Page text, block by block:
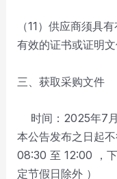
（11）供应商须具
有效的证书或证明
三、获取采购文件
时间：2025年7
本公告发布之日起
08:30 至 12:00 ，
定节假日除外 ）